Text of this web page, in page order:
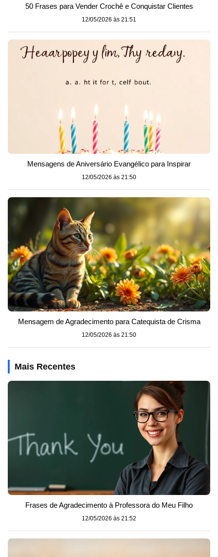
50 Frases para Vender Crochê e Conquistar Clientes
12/05/2026 às 21:51
Mensagens de Aniversário Evangélico para Inspirar
12/05/2026 às 21:50
Mensagem de Agradecimento para Catequista de Crisma
12/05/2026 às 21:50
Mais Recentes
Frases de Agradecimento à Professora do Meu Filho
12/05/2026 às 21:52